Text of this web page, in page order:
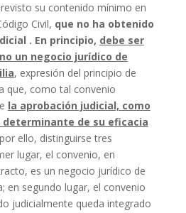
su contenido mínimo en
Civil, que no ha obtenido
. En principio, debe ser
un negocio jurídico de
, expresión del principio de
que, como tal convenio
la aprobación judicial, como
de su eficacia
ello, distinguirse tres
lugar, el convenio, en
es un negocio jurídico de
en segundo lugar, el convenio
judicialmente queda integrado